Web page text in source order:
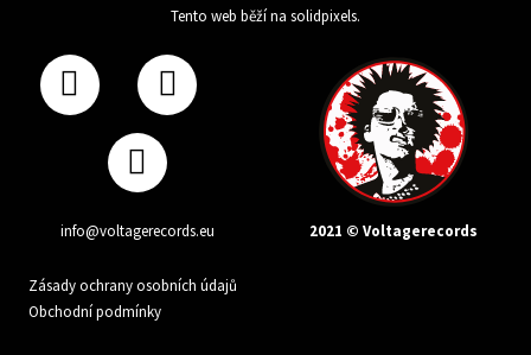
Tento web běží na solidpixels.
info@voltagerecords.eu
Zásady ochrany osobních údajů
Obchodní podmínky
2021 © Voltagerecords